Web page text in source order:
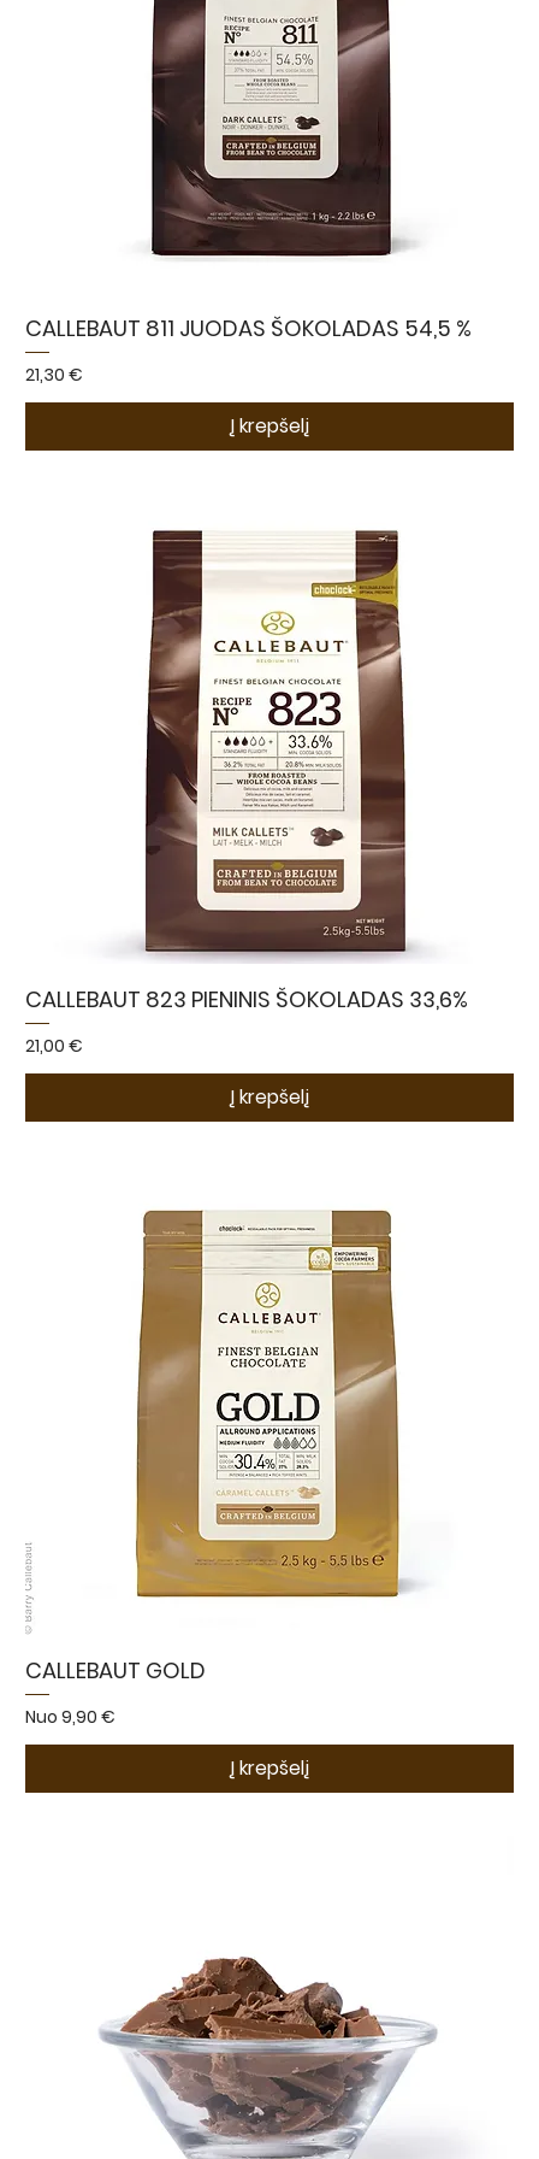
CALLEBAUT 811 JUODAS ŠOKOLADAS 54,5 %
Kaina
21,30 €
Į krepšelį
CALLEBAUT 823 PIENINIS ŠOKOLADAS 33,6%
Kaina
21,00 €
Į krepšelį
CALLEBAUT GOLD
Nuo 9,90 €
Pardavimo kaina
Į krepšelį